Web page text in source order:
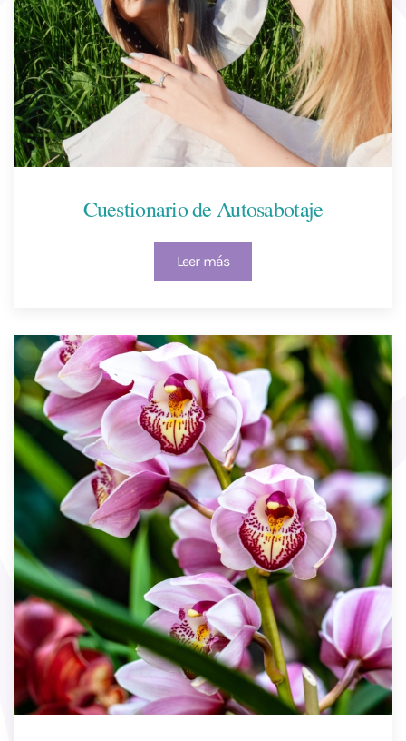
Cuestionario de Autosabotaje
Leer más